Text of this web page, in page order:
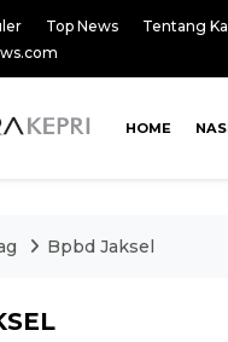
Top News Tentang
HOME
Bpbd Jaksel